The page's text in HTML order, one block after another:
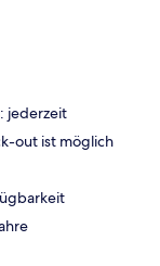
jederzeit
out ist möglich